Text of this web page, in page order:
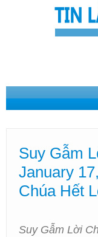
Home
Phát Thanh
Các Hội
Suy Gẫm
January
Chúa Hết
Suy Gẫm Lời